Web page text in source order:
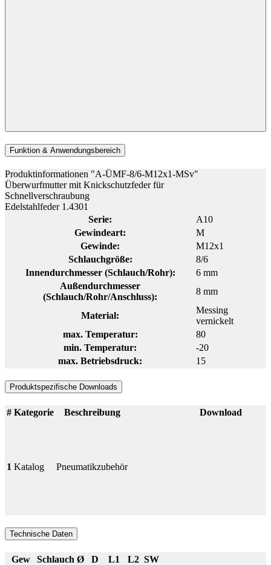
Funktion & Anwendungsbereich
Produktinformationen "A-ÜMF-8/6-M12x1-MSv"
Überwurfmutter mit Knickschutzfeder für
Schnellverschraubung
Edelstahlfeder 1.4301
Serie:
A10
Gewindeart:
M
Gewinde:
M12x1
Schlauchgröße:
8/6
Innendurchmesser (Schlauch/Rohr):
6 mm
Außendurchmesser
(Schlauch/Rohr/Anschluss):
8 mm
Material:
Messing
vernickelt
max. Temperatur:
80
min. Temperatur:
-20
max. Betriebsdruck:
15
Produktspezifische Downloads
# Kategorie Beschreibung Download
1 Katalog Pneumatikzubehör
Technische Daten
Gew Schlauch Ø D L1 L2 SW